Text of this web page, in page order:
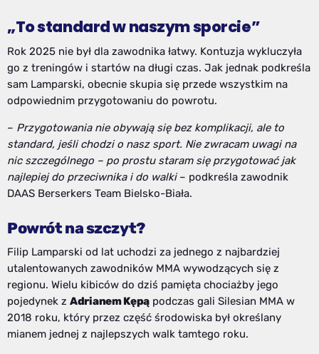
„To standard w naszym sporcie”
Rok 2025 nie był dla zawodnika łatwy. Kontuzja wykluczyła
go z treningów i startów na długi czas. Jak jednak podkreśla
sam Lamparski, obecnie skupia się przede wszystkim na
odpowiednim przygotowaniu do powrotu.
– Przygotowania nie obywają się bez komplikacji, ale to
standard, jeśli chodzi o nasz sport. Nie zwracam uwagi na
nic szczególnego – po prostu staram się przygotować jak
najlepiej do przeciwnika i do walki– podkreśla zawodnik
DAAS Berserkers Team Bielsko-Biała.
Powrót na szczyt?
Filip Lamparski od lat uchodzi za jednego z najbardziej
utalentowanych zawodników MMA wywodzących się z
regionu. Wielu kibiców do dziś pamięta chociażby jego
pojedynek z Adrianem Kępą podczas gali Silesian MMA w
2018 roku, który przez część środowiska był określany
mianem jednej z najlepszych walk tamtego roku.